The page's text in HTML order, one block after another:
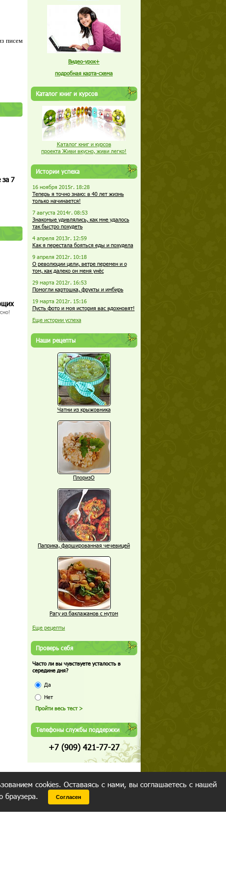
писем
за 7
Видео-урок+
подробная карта-схема
Каталог книг и курсов
Каталог книг и курсов
проекта Живи вкусно, живи легко!
Истории успеха
16 ноября 2015г. 18:28
Теперь я точно знаю: в 40 лет жизнь
только начинается!
7 августа 2014г. 08:53
Знакомые удивлялись, как мне удалось
так быстро похудеть
4 апреля 2013г. 12:59
Как я перестала бояться еды и похудела
9 апреля 2012г. 10:18
О революции цели, ветре перемен и о
том, как далеко он меня унёс
29 марта 2012г. 16:53
Помогли картошка, фрукты и имбирь
19 марта 2012г. 15:16
Пусть фото и моя история вас вдохновят!
Еще истории успеха
Наши рецепты
Чатни из крыжовника
ПлоризО
Паприка, фаршированная чечевицей
Рагу из баклажанов с нутом
Еще рецепты
Проверь себя
Часто ли вы чувствуете усталость в
середине дня?
Да
Нет
Телефоны службы поддержки
+7 (909) 421-77-27
cookies. Оставаясь с нами, вы соглашаетесь с нашей
браузера. Согласен